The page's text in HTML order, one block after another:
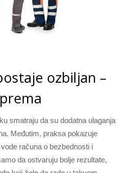
ozbiljan –
smatraju da su dodatna ulaganja
Međutim, praksa pokazuje
računa o bezbednosti i
da ostvaruju bolje rezultate,